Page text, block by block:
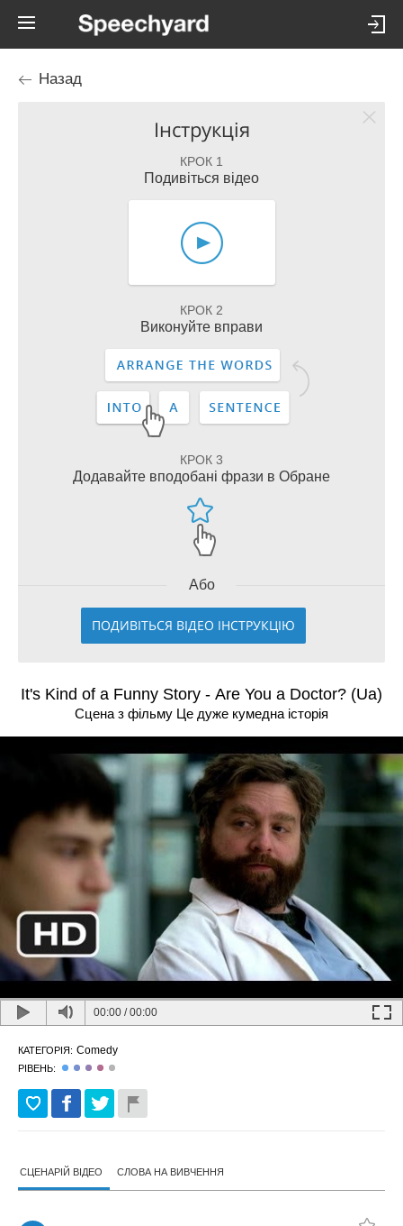
Назад
Інструкція
КРОК 1
Подивіться відео
КРОК 2
Виконуйте вправи
КРОК 3
Додавайте вподобані фрази в Обране
Або
ПОДИВІТЬСЯ ВІДЕО ІНСТРУКЦІЮ
It's Kind of a Funny Story - Are You a Doctor? (Ua)
Сцена з фільму Це дуже кумедна історія
00:00 /00:00
КАТЕГОРІЯ: Comedy
РІВЕНЬ:
СЦЕНАРІЙ ВІДЕО СЛОВА НА ВИВЧЕННЯ